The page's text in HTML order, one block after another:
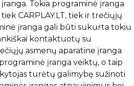
Tokia programinė įranga
CARPLAY.LT, tiek ir trečiųjų
įranga gali būti sukurta tokiu
kontaktuotų su
asmenų aparatine įranga
įranga veiktų, o taip
turėtų galimybę sužinoti